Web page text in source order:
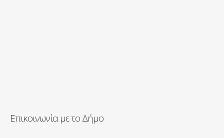
Επικοινωνία με το Δήμο